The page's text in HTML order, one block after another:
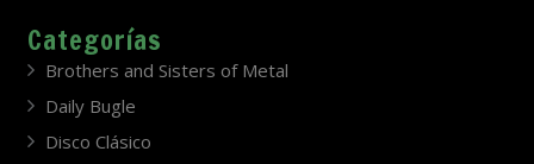
Categorías
Brothers and Sisters of Metal
Daily Bugle
Disco Clásico